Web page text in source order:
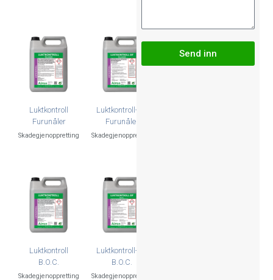
Luktkontroll
Furunåler
Skadegjenoppretting
Luktkontroll-DF
Furunåler
Skadegjenoppretting
Luktkontroll
B.O.C.
Skadegjenoppretting
Luktkontroll-DF
B.O.C.
Skadegjenoppretting
Send inn